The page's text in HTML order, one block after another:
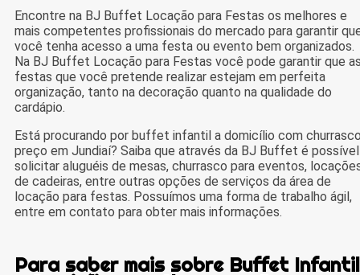
Encontre na BJ Buffet Locação para Festas os melhores e
mais competentes profissionais do mercado para garantir
você tenha acesso a uma festa ou evento bem organizados.
Na BJ Buffet Locação para Festas você pode garantir que
festas que você pretende realizar estejam em perfeita
organização, tanto na decoração quanto na qualidade do
cardápio.
Está procurando por buffet infantil a domicílio com
preço em Jundiaí? Saiba que através da BJ Buffet é possível
solicitar aluguéis de mesas, churrasco para eventos,
de cadeiras, entre outras opções de serviços da área de
locação para festas. Possuímos uma forma de trabalho ágil,
entre em contato para obter mais informações.
Para saber mais sobre Buffet Infantil